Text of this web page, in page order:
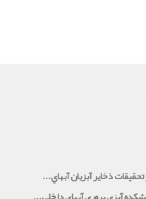
ذخاير آبزيان آبهاي...